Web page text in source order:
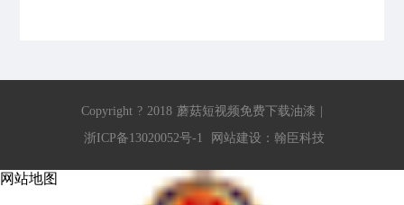
Copyright ? 2018 蘑菇短视频免费下载油漆
浙ICP备13020052号-1
网站建设 ： 翰臣科技
网站地图